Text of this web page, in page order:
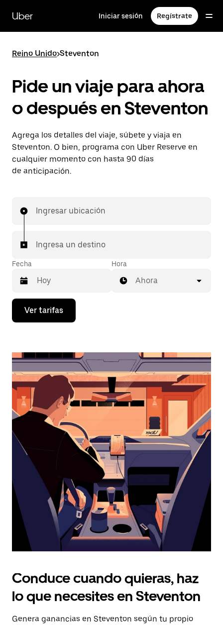
contenido
principal
Uber Iniciar sesión Regístrate
Reino Unido>Steventon
Pide un viaje para ahora
o después en Steventon
Agrega los detalles del viaje, súbete y viaja en
Steventon. O bien, programa con Uber Reserve en
cualquier momento con hasta 90 días
de anticipación.
Ingresar ubicación
Ingresa un destino
Fecha
Presiona
flecha
interactuar
el
calendario
selecciona
una
fecha.
Presiona
la
tecla Esc
para
calendario.
Hora
Ahora
Ver tarifas
Conduce cuando quieras, haz
lo que necesites en Steventon
Genera ganancias en Steventon según tu propio